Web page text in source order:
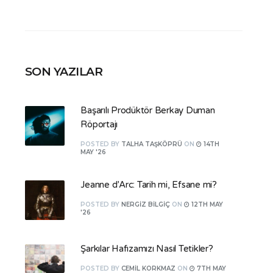
SON YAZILAR
Başarılı Prodüktör Berkay Duman
Röportajı
POSTED BY TALHA TAŞKÖPRÜ ON
14TH
MAY '26
Jeanne d’Arc: Tarih mi, Efsane mi?
POSTED BY NERGIZ BILGIÇ ON
12TH MAY
'26
Şarkılar Hafızamızı Nasıl Tetikler?
POSTED BY CEMIL KORKMAZ ON
7TH MAY